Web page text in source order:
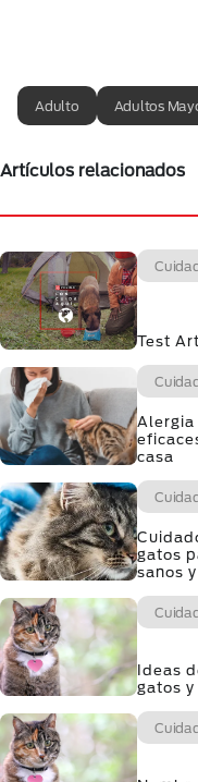
Adulto Adultos
Artículos relacionados
Test
casa
gatos
sanos
Ideas
gatos